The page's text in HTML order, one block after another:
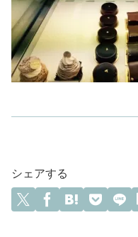
シェアする